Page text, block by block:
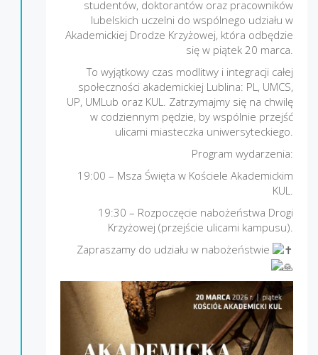
studentów, doktorantów oraz pracowników
lubelskich uczelni do wspólnego udziału w
Akademickiej Drodze Krzyżowej, która odbędzie
się w piątek 20 marca.
To wyjątkowy czas modlitwy i integracji całej
społeczności akademickiej Lublina: PL, UMCS,
UP, UMLub oraz KUL. Zatrzymajmy się na chwilę
w codziennym pędzie, by wspólnie przejść
ulicami miasteczka uniwersyteckiego.
Program wydarzenia:
19:00 – Msza Święta w Kościele Akademickim
KUL.
19:30 – Rozpoczęcie nabożeństwa Drogi
Krzyżowej (przejście ulicami kampusu).
Zapraszamy do udziału w nabożeństwie